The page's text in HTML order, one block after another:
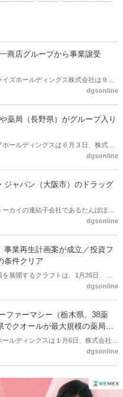
商店グループから事業譲受
イズホールディングス株式会社は９月
部の事業を譲受すると発表した。寛一
を受けていた。コロナ禍で業績が悪
たことが背景で、寛一商店は「可及的
dgsonline
薬局（長野県）がグループ入り
ホールディングスは６月３日、株式会
ループの一員に参加したと公表した。
dgsonline
ジャパン（大阪市）のドラッグ
ーカイの連結子会社であるたんぽぽ薬
日、株式会社ミック・ジャパン（大阪
各事業の譲り受けについて基本合意に
dgsonline
事業再生計画案が成立／投資フ
条件クリア
展開するクラフトは、1月26日、事
した。2022年10月14日には、取引金融
ループ）から経営支援を受けること
dgsonline
ファーマシー（栃木県、38薬
クオールが最大規模の薬局企
ールディングスは１月6日、株式会社パ
関して株式譲渡契約書を締結したと公
dgsonline